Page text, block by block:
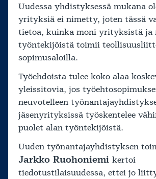
Uudessa yhdistyksessä mukana
yrityksiä ei nimetty, joten tässä
tietoa, kuinka moni yrityksistä ja
työntekijöistä toimii
sopimusaloilla.
Työehdoista tulee koko alaa
yleissitovia, jos
neuvotelleen
jäsenyrityksissä työskentelee
puolet alan työntekijöistä.
Uuden työnantajayhdistyksen
Jarkko Ruohoniemi kertoi
tiedotustilaisuudessa, ettei jo